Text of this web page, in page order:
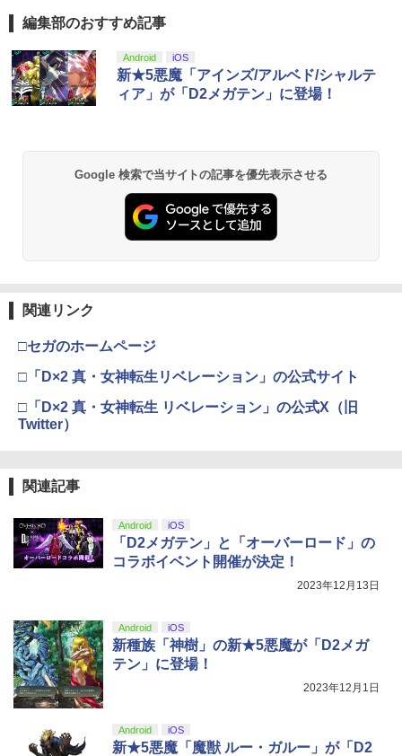
編集部のおすすめ記事
Android iOS
新★5悪魔「アインズ/アルベド/シャルテ
ィア」が「D2メガテン」に登場！
Google 検索で当サイトの記事を優先表示させる
関連リンク
□セガのホームページ
□「D×2 真・女神転生リベレーション」の公式サイト
□「D×2 真・女神転生 リベレーション」の公式X（旧
Twitter）
関連記事
Android iOS
「D2メガテン」と「オーバーロード」の
コラボイベント開催が決定！
2023年12月13日
Android iOS
新種族「神樹」の新★5悪魔が「D2メガ
テン」に登場！
2023年12月1日
Android iOS
新★5悪魔「魔獣 ルー・ガルー」が「D2